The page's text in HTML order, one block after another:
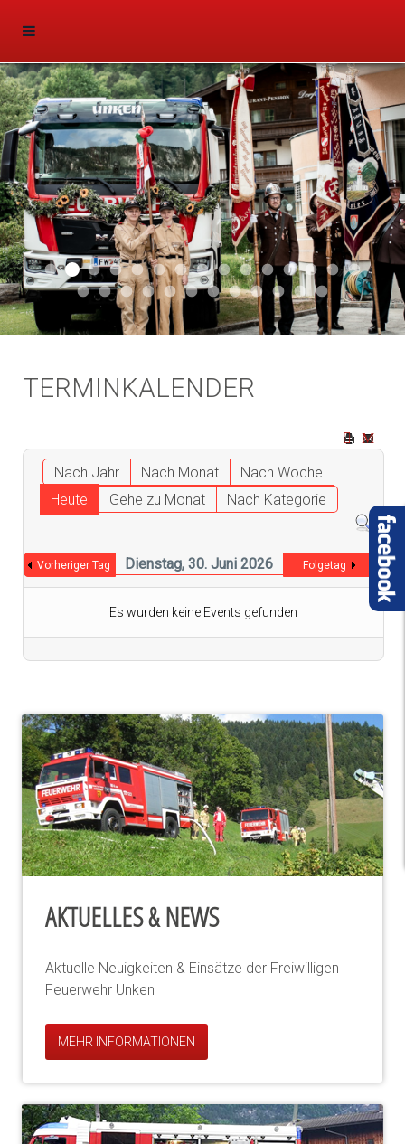
Aktuell 046
Aktuell 047
Start 011Aktuell 044
Aktuell 043
Aktuell 041
Aktuell 042
Aktuell 035
Aktuell 031
Aktuell 032
Aktuell 033
Aktuell 029
Aktuell 027
Aktuell 026
Start
Aktuell 024
Aktuell 019
Auto 010Start 010Start 002
Auto 002
Auto 009Auto 006Start 008
Start 005Start 003Start 006
TERMINKALENDER
Nach Jahr Nach Monat
Nach Woche
Heute
Gehe zu Monat Nach Kategorie
Vorheriger Tag Dienstag, 30. Juni 2026 Folgetag
Es wurden keine Events gefunden
AKTUELLES & NEWS
Aktuelle Neuigkeiten & Einsätze der Freiwilligen
Feuerwehr Unken
MEHR INFORMATIONEN